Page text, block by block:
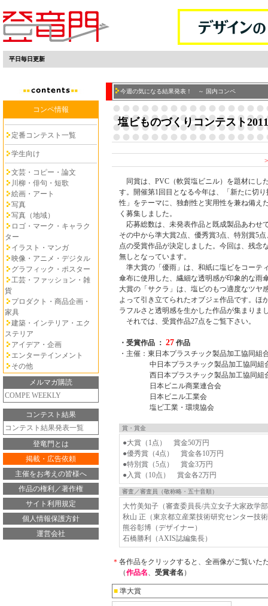
平日毎日更新
今週の気になる結果発表！ ～ 国内コンペ
コンペ情報
定番コンテスト一覧
学生向け
文芸・コピー・論文
川柳・俳句・短歌
絵画・アート
写真
写真（地域）
ロゴ・マーク・キャラク
ター
イラスト・マンガ
映像・アニメ・デジタル
グラフィック・ポスター
工芸・ファッション・雑
貨
プロダクト・商品企画・
家具
建築・インテリア・エク
ステリア
アイデア・企画
エンターテインメント
その他
メルマガ購読
COMPE WEEKLY
コンテスト結果
コンテスト結果発表一覧
登竜門とは
掲載・広告依頼
主催をお考えの皆様へ
作品の権利／著作権
サイト利用規定
個人情報保護方針
運営会社
塩ビものづくりコンテスト2011
同賞は、PVC（軟質塩ビニル）を題材にし
す。開催第1回目となる今年は、「新たに切
性」をテーマに、独創性と実用性を兼ね備え
く募集しました。
応募総数は、未発表作品と既成製品あわせ
その中から準大賞2点、優秀賞3点、特別賞5
点の受賞作品が決定しました。今回は、残念
無しとなっています。
準大賞の「優雨」は、和紙に塩ビをコーテ
傘布に使用した、繊細な透明感が印象的な雨
大賞の「サクラ」は、塩ビのもつ適度なツヤ
よって引き立てられたオブジェ作品です。ほ
ラフルさと透明感を生かした作品が集まりま
それでは、受賞作品27点をご覧下さい。
・受賞作品 ： 27 作品
・主催：東日本プラスチック製品加工協同組
中日本プラスチック製品加工協同組
西日本プラスチック製品加工協同組
日本ビニル商業連合会
日本ビニル工業会
塩ビ工業・環境協会
賞・賞金
●大賞（1点） 賞金50万円
●優秀賞（4点） 賞金各10万円
●特別賞（5点） 賞金3万円
●入賞（10点） 賞金各2万円
審査／審査員（敬称略・五十音順）
大竹美知子（審査委員長/共立女子大家政学
秋山 正（東京都立産業技術研究センター技
熊谷彰博（デザイナー）
石橋勝利（AXIS誌編集長）
＊ 各作品をクリックすると、全画像がご覧いた
（作品名、 受賞者名 ）
■ 準大賞